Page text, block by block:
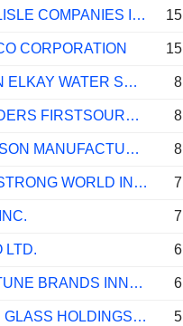
CARLISLE COMPANIES INCORPORATED
CORPORATION
ZURN ELKAY WATER SOLUTIONS CORPORATION
BUILDERS FIRSTSOURCE, INC.
SIMPSON MANUFACTURING CO., INC.
ARMSTRONG WORLD INDUSTRIES, INC.
LTD.
FORTUNE BRANDS INNOVATIONS, INC.
XINYI GLASS HOLDINGS LIMITED